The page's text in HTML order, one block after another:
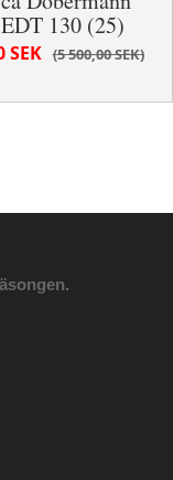
130 (25)
5 500,00 SEK
SEK